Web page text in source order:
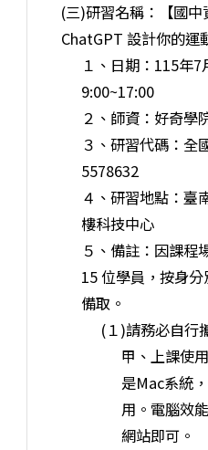
(三)研習名稱：【國
ChatGPT 設計你的運
１、日期：115年7
9:00~17:00
２、師資：好奇學
３、研習代碼：全
5578632
４、研習地點：臺
樓科技中心
５、備註：因課程
15 位學員，按身
備取。
(１)請務必自行
甲、上課使
是Mac系統
用。電腦效
網站即可。